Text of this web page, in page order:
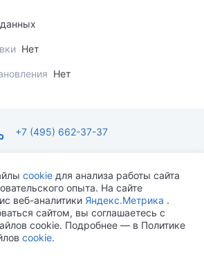
Нет
Нет
+7 (495) 662-37-37
ДО 18:00 СБ-ВС ВЫХОДНОЙ
cookie для анализа работы сайта
опыта. На сайте
веб-аналитики Яндекс.Метрика .
сайтом, вы соглашаетесь с
cookie. Подробнее — в Политике
cookie.